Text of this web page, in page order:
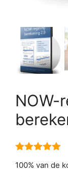
NOW-
100% van de